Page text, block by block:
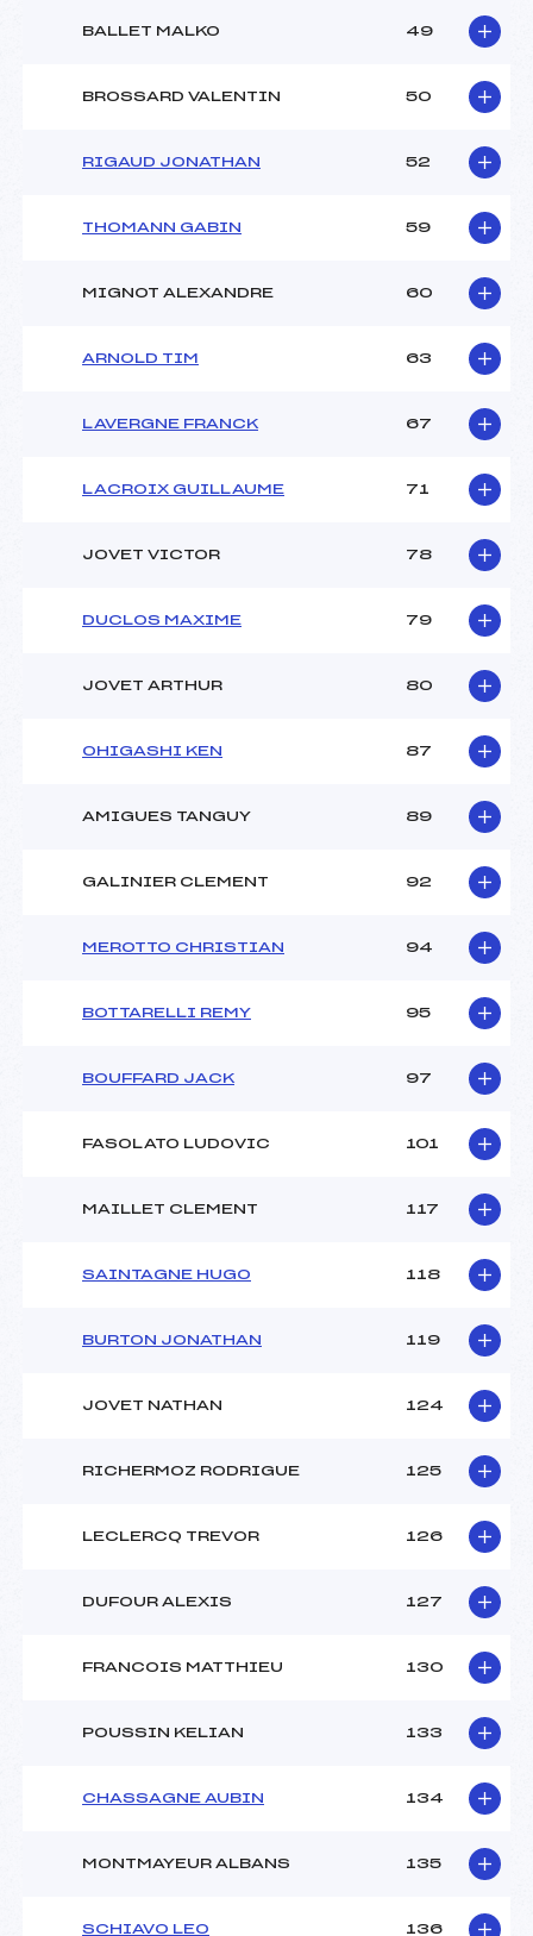
BALLET MALKO 49
BROSSARD VALENTIN 50
RIGAUD JONATHAN 52
THOMANN GABIN 59
MIGNOT ALEXANDRE 60
ARNOLD TIM 63
LAVERGNE FRANCK 67
LACROIX GUILLAUME 71
JOVET VICTOR 78
DUCLOS MAXIME 79
JOVET ARTHUR 80
OHIGASHI KEN 87
AMIGUES TANGUY 89
GALINIER CLEMENT 92
MEROTTO CHRISTIAN 94
BOTTARELLI REMY 95
BOUFFARD JACK 97
FASOLATO LUDOVIC 101
MAILLET CLEMENT 117
SAINTAGNE HUGO 118
BURTON JONATHAN 119
JOVET NATHAN 124
RICHERMOZ RODRIGUE 125
LECLERCQ TREVOR 126
DUFOUR ALEXIS 127
FRANCOIS MATTHIEU 130
POUSSIN KELIAN 133
CHASSAGNE AUBIN 134
MONTMAYEUR ALBANS 135
SCHIAVO LEO 136